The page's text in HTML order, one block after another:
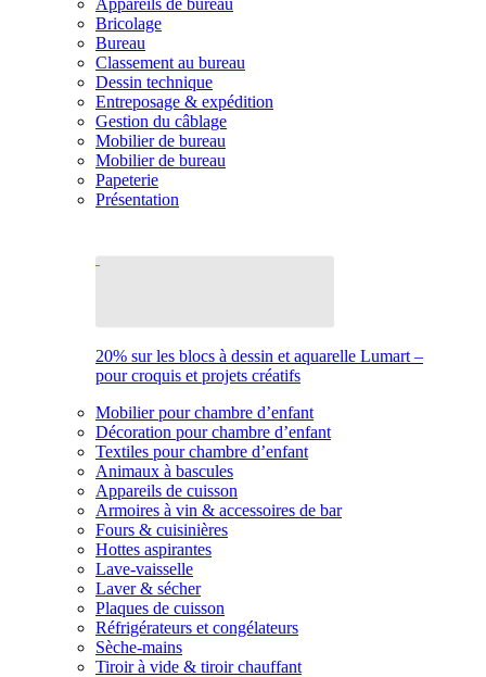
Appareils de bureau
Bricolage
Bureau
Classement au bureau
Dessin technique
Entreposage & expédition
Gestion du câblage
Mobilier de bureau
Mobilier de bureau
Papeterie
Présentation
20% sur les blocs à dessin et aquarelle Lumart –
pour croquis et projets créatifs
Mobilier pour chambre d’enfant
Décoration pour chambre d’enfant
Textiles pour chambre d’enfant
Animaux à bascules
Appareils de cuisson
Armoires à vin & accessoires de bar
Fours & cuisinières
Hottes aspirantes
Lave-vaisselle
Laver & sécher
Plaques de cuisson
Réfrigérateurs et congélateurs
Sèche-mains
Tiroir à vide & tiroir chauffant